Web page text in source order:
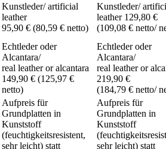
Kunstleder/ artificial
leather
95,90 € (80,59 € netto)
Kunstleder/
leather 129,80 €
(109,08 € netto/
Echtleder oder
Alcantara/
real leather or alcantara
149,90 € (125,97 €
netto)
Echtleder oder
Alcantara/
real leather or
219,90 €
(184,79 € netto/
Aufpreis für
Grundplatten in
Kunststoff
(feuchtigkeitsresistent,
sehr leicht) statt
Aufpreis für
Grundplatten in
Kunststoff
sehr leicht) statt